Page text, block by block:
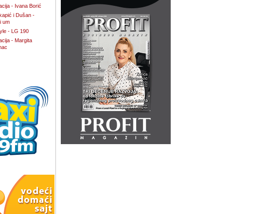
- Ivana Borić
i Dušan -
um
- LG 190
- Margita